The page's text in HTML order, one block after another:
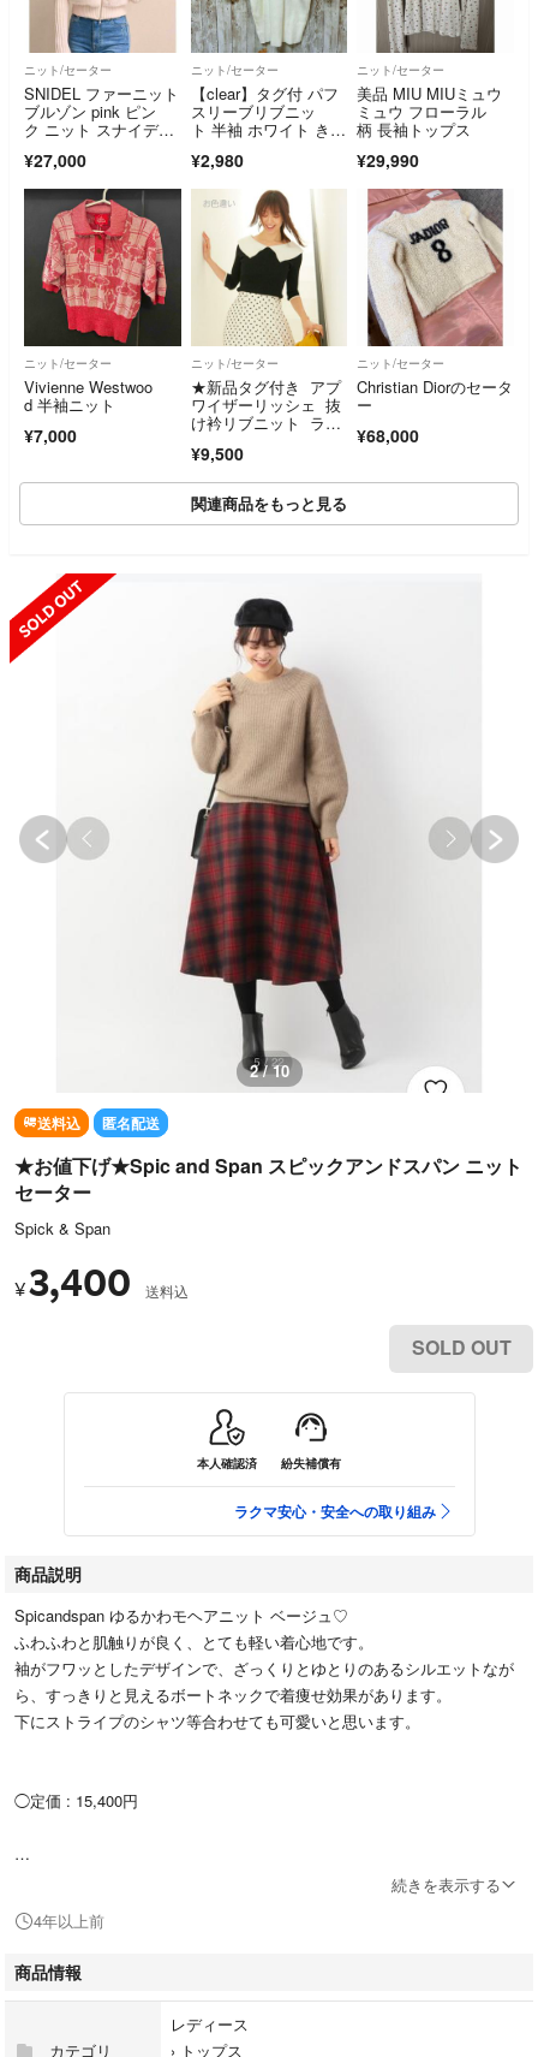
ニット/セーター
SNIDEL ファーニット
ブルゾン pink ピン
ク ニット スナイデ
¥27,000
ニット/セーター
【clear】タグ付 パフ
スリーブリブニッ
ト 半袖 ホワイト きれ
¥2,980
ニット/セーター
美品 MIU MIUミュウ
ミュウ フローラル
柄 長袖トップス
¥29,990
ニット/セーター
Vivienne Westwoo
d 半袖ニット
¥7,000
ニット/セーター
★新品タグ付き アプ
ワイザーリッシェ 抜
け衿リブニット ラベ
¥9,500
ニット/セーター
Christian Diorのセータ
ー
¥68,000
関連商品をもっと見る
2 / 10
送料込 匿名配送
★お値下げ★Spic and Span スピックアンドスパン ニット
セーター
Spick & Span
¥3,400 送料込
SOLD OUT
本人確認済 紛失補償有
ラクマ安心・安全への取り組み
商品説明
Spicandspan ゆるかわモヘアニット ベージュ♡
ふわふわと肌触りが良く、とても軽い着心地です。
袖がフワッとしたデザインで、ざっくりとゆとりのあるシルエットなが
ら、すっきりと見えるボートネックで着痩せ効果があります。
下にストライプのシャツ等合わせても可愛いと思います。
◯定価 : 15,400円
◯購入後ほとんど着ていないので汚れやダメージ等はなくきれいな状態で
◯商品説明
程よく毛足の長い糸で、あたたかみはありながらとても軽くストレスフリ
続きを表示する
4年以上前
商品情報
カテゴリ
レディース
› トップス